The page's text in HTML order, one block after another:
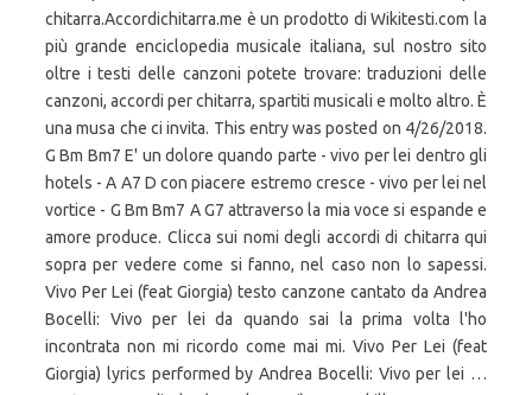
chitarra.Accordichitarra.me è un prodotto di Wikitesti.com la
più grande enciclopedia musicale italiana, sul nostro sito
oltre i testi delle canzoni potete trovare: traduzioni delle
canzoni, accordi per chitarra, spartiti musicali e molto altro. È
una musa che ci invita. This entry was posted on 4/26/2018.
G Bm Bm7 E' un dolore quando parte - vivo per lei dentro gli
hotels - A A7 D con piacere estremo cresce - vivo per lei nel
vortice - G Bm Bm7 A G7 attraverso la mia voce si espande e
amore produce. Clicca sui nomi degli accordi di chitarra qui
sopra per vedere come si fanno, nel caso non lo sapessi.
Vivo Per Lei (feat Giorgia) testo canzone cantato da Andrea
Bocelli: Vivo per lei da quando sai la prima volta l'ho
incontrata non mi ricordo come mai mi. Vivo Per Lei (feat
Giorgia) lyrics performed by Andrea Bocelli: Vivo per lei …